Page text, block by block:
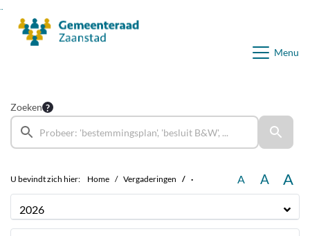
Menu
Zoeken
U bevindt zich hier: Home Vergaderingen · A A A
2026